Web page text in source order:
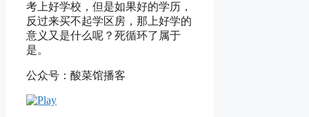
考上好学校，但是如果好的学历，
反过来买不起学区房，那上好学的
意义又是什么呢？死循环了属于
是。
公众号：酸菜馆播客